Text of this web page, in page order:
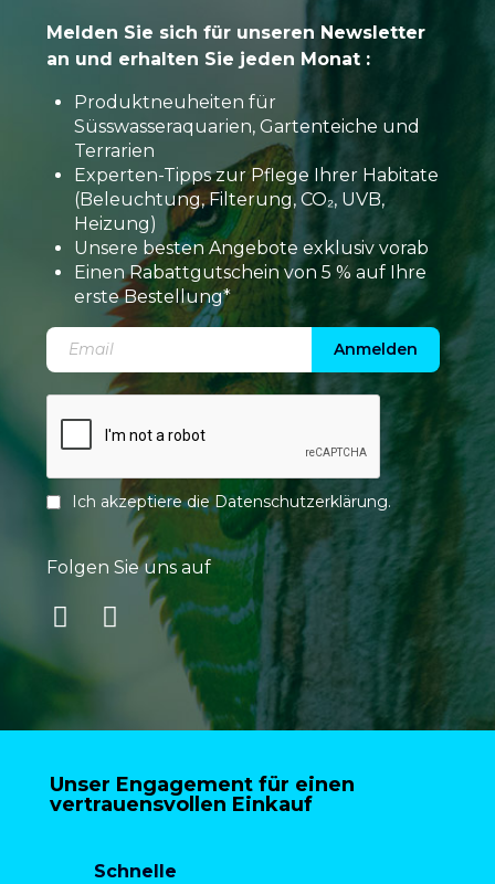
Melden Sie sich für unseren Newsletter
an und erhalten Sie jeden Monat :
Produktneuheiten für
Süsswasseraquarien, Gartenteiche und
Terrarien
Experten-Tipps zur Pflege Ihrer Habitate
(Beleuchtung, Filterung, CO₂, UVB,
Heizung)
Unsere besten Angebote exklusiv vorab
Einen Rabattgutschein von 5 % auf Ihre
erste Bestellung*
Anmelden
Ich akzeptiere dieDatenschutzerklärung.
Folgen Sie uns auf
Unser Engagement für einen
vertrauensvollen Einkauf
Schnelle